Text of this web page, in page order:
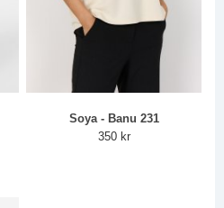
Soya - Banu 231
350 kr